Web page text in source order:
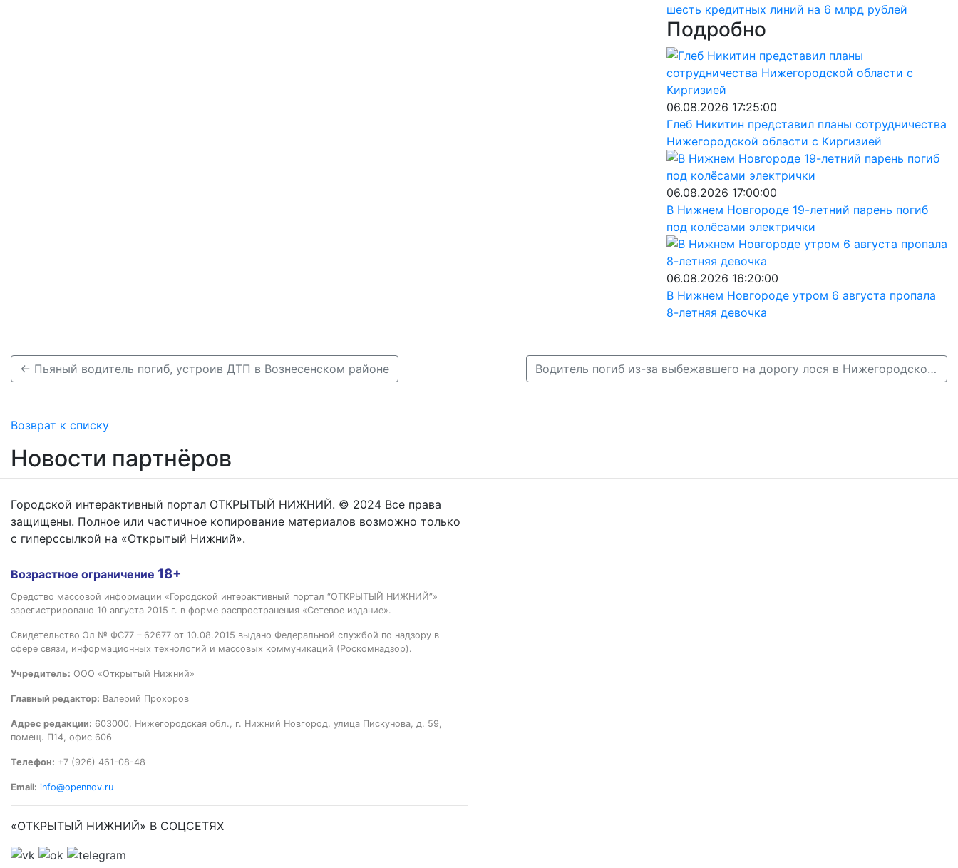
шесть кредитных линий на 6 млрд рублей
Подробно
06.08.2026 17:25:00
Глеб Никитин представил планы сотрудничества
Нижегородской области с Киргизией
06.08.2026 17:00:00
В Нижнем Новгороде 19-летний парень погиб
под колёсами электрички
06.08.2026 16:20:00
В Нижнем Новгороде утром 6 августа пропала
8-летняя девочка
← Пьяный водитель погиб, устроив ДТП в Вознесенском районе Водитель погиб из-за выбежавшего на дорогу лося в Нижегородской области →
Возврат к списку
Новости партнёров
Городской интерактивный портал ОТКРЫТЫЙ НИЖНИЙ. © 2024 Все права
защищены. Полное или частичное копирование материалов возможно только
с гиперссылкой на «Открытый Нижний».
Возрастное ограничение 18+
Средство массовой информации «Городской интерактивный портал “ОТКРЫТЫЙ НИЖНИЙ”»
зарегистрировано 10 августа 2015 г. в форме распространения «Сетевое издание».
Свидетельство Эл № ФС77 – 62677 от 10.08.2015 выдано Федеральной службой по надзору в
сфере связи, информационных технологий и массовых коммуникаций (Роскомнадзор).
Учредитель: ООО «Открытый Нижний»
Главный редактор: Валерий Прохоров
Адрес редакции: 603000, Нижегородская обл., г. Нижний Новгород, улица Пискунова, д. 59,
помещ. П14, офис 606
Телефон: +7 (926) 461-08-48
Email: info@opennov.ru
«ОТКРЫТЫЙ НИЖНИЙ» В СОЦСЕТЯХ